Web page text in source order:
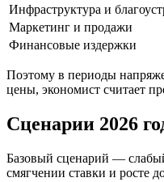
Инфраструктура и
Маркетинг и продажи
Финансовые издержки
Поэтому в периоды
цены, экономист считает
Сценарии 2026
Базовый сценарий —
смягчении ставки и росте